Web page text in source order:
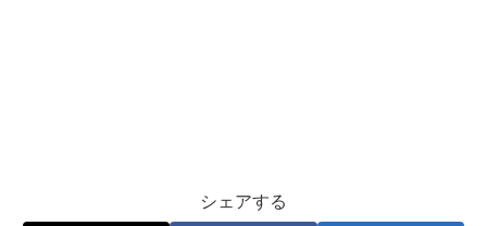
シェアする